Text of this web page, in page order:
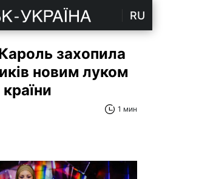
RU
захопила
новим луком
1 мин